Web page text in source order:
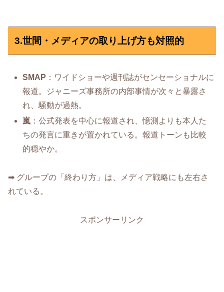
3.世間・メディアの取り上げ方も対照的
SMAP ：ワイドショーや週刊誌がセンセーショナルに
報道。ジャニーズ事務所の内部事情が次々と暴露さ
れ、騒動が過熱。
嵐 ：公式発表を中心に報道され、憶測よりも本人た
ちの発言に重きが置かれている。報道トーンも比較
的穏やか。
➡ グループの「終わり方」は、メディア戦略にも左右さ
れている。
スポンサーリンク